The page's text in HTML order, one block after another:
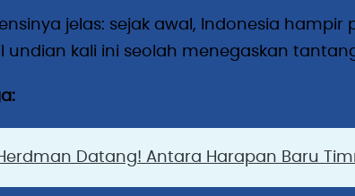
jelas: sejak awal, Indonesia
undian kali ini seolah menegaskan
Datang! Antara Harapan Baru